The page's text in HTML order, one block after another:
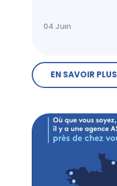
04 Juin
EN SAVOIR PLUS